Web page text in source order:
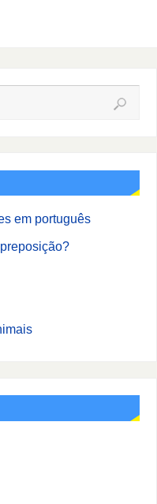
em português